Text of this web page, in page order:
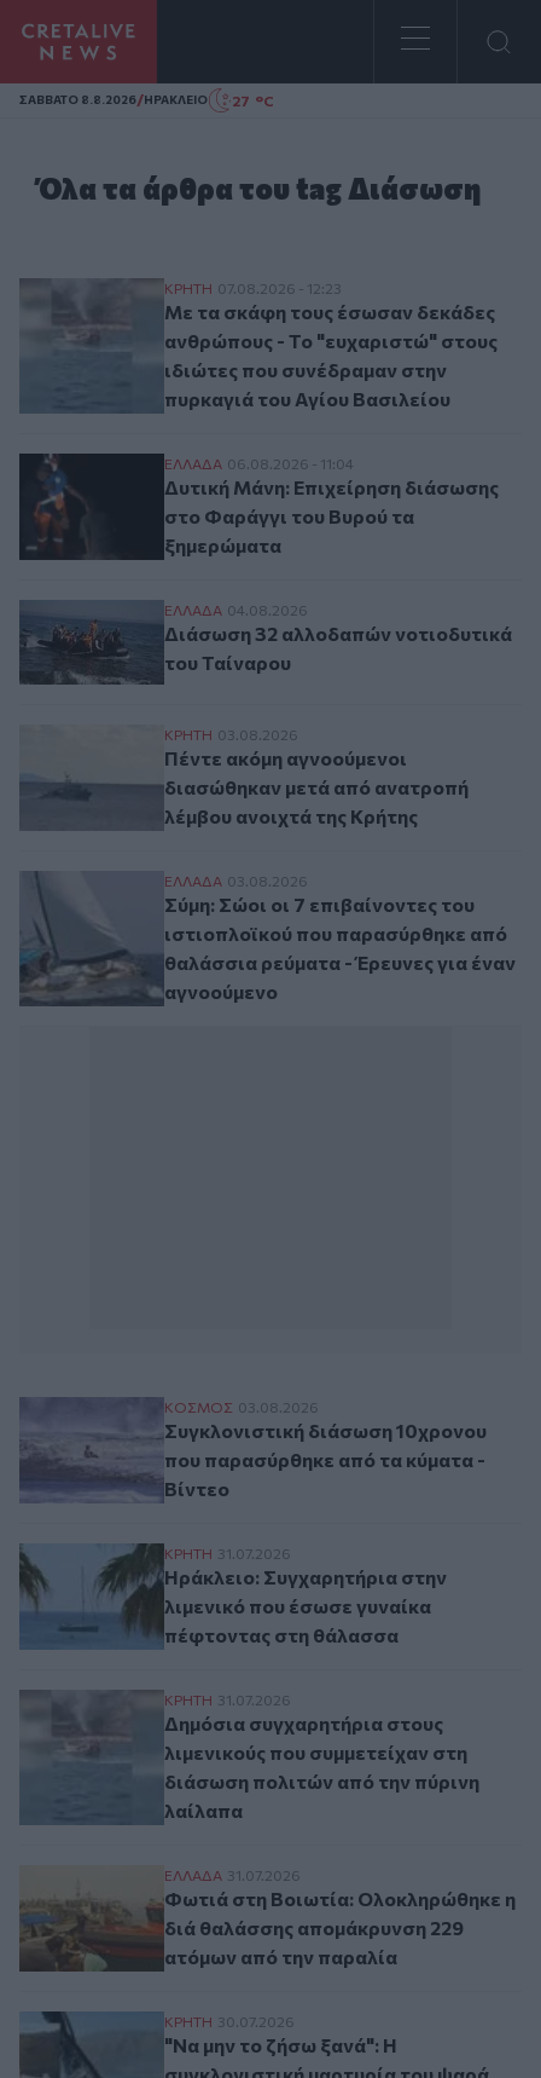
Homepage
ΣAΒΒΑΤΟ 8.8.2026/ΗΡΑΚΛΕΙΟ 27 °C
Όλα τα άρθρα του tag Διάσωση
Με τα σκάφη τους έσωσαν δεκάδες
ΚΡΗΤΗ 07.08.2026 - 12:23
Με τα σκάφη τους έσωσαν δεκάδες
ανθρώπους - Το "ευχαριστώ" στους
ιδιώτες που συνέδραμαν στην
πυρκαγιά του Αγίου Βασιλείου
Δυτική Μάνη: Επιχείρηση διάσωσης στο
ΕΛΛAΔΑ 06.08.2026 - 11:04
Δυτική Μάνη: Επιχείρηση διάσωσης
στο Φαράγγι του Βυρού τα
ξημερώματα
Διάσωση 32 αλλοδαπών νοτιοδυτικά του
ΕΛΛAΔΑ 04.08.2026
Διάσωση 32 αλλοδαπών νοτιοδυτικά
του Ταίναρου
Πέντε ακόμη αγνοούμενοι διασώθηκαν
ΚΡΗΤΗ 03.08.2026
Πέντε ακόμη αγνοούμενοι
διασώθηκαν μετά από ανατροπή
λέμβου ανοιχτά της Κρήτης
Σύμη: Σώοι οι 7 επιβαίνοντες του
ΕΛΛAΔΑ 03.08.2026
Σύμη: Σώοι οι 7 επιβαίνοντες του
ιστιοπλοϊκού που παρασύρθηκε από
θαλάσσια ρεύματα - Έρευνες για έναν
αγνοούμενο
Συγκλονιστική διάσωση 10χρονου που
ΚΟΣΜΟΣ 03.08.2026
Συγκλονιστική διάσωση 10χρονου
που παρασύρθηκε από τα κύματα -
Βίντεο
Ηράκλειο: Συγχαρητήρια στην λιμενικό
ΚΡΗΤΗ 31.07.2026
Ηράκλειο: Συγχαρητήρια στην
λιμενικό που έσωσε γυναίκα
πέφτοντας στη θάλασσα
Δημόσια συγχαρητήρια στους
ΚΡΗΤΗ 31.07.2026
Δημόσια συγχαρητήρια στους
λιμενικούς που συμμετείχαν στη
διάσωση πολιτών από την πύρινη
λαίλαπα
Φωτιά στη Βοιωτία: Ολοκληρώθηκε η
ΕΛΛAΔΑ 31.07.2026
Φωτιά στη Βοιωτία: Ολοκληρώθηκε η
διά θαλάσσης απομάκρυνση 229
ατόμων από την παραλία
"Να μην το ζήσω ξανά": Η συγκλονιστική
ΚΡΗΤΗ 30.07.2026
"Να μην το ζήσω ξανά": Η